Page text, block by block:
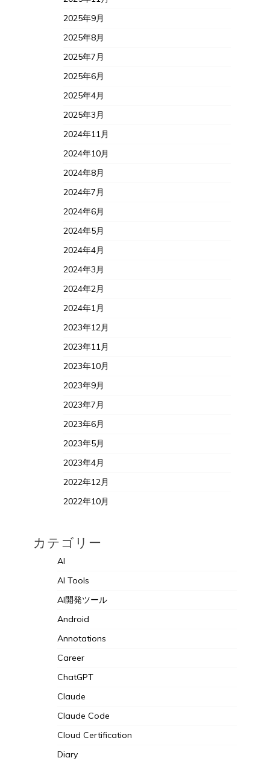
2025年9月
2025年8月
2025年7月
2025年6月
2025年4月
2025年3月
2024年11月
2024年10月
2024年8月
2024年7月
2024年6月
2024年5月
2024年4月
2024年3月
2024年2月
2024年1月
2023年12月
2023年11月
2023年10月
2023年9月
2023年7月
2023年6月
2023年5月
2023年4月
2022年12月
2022年10月
カテゴリー
AI
AI Tools
AI開発ツール
Android
Annotations
Career
ChatGPT
Claude
Claude Code
Cloud Certification
Diary